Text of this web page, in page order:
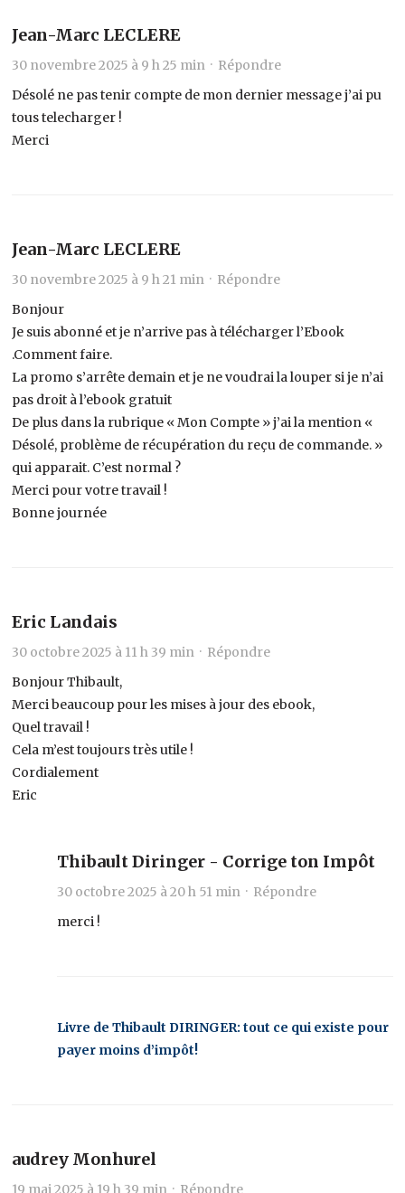
Jean-Marc LECLERE
30 novembre 2025 à 9 h 25 min · Répondre
Désolé ne pas tenir compte de mon dernier message j’ai pu
tous telecharger !
Merci
Jean-Marc LECLERE
30 novembre 2025 à 9 h 21 min · Répondre
Bonjour
Je suis abonné et je n’arrive pas à télécharger l’Ebook
.Comment faire.
La promo s’arrête demain et je ne voudrai la louper si je n’ai
pas droit à l’ebook gratuit
De plus dans la rubrique « Mon Compte » j’ai la mention «
Désolé, problème de récupération du reçu de commande. »
qui apparait. C’est normal ?
Merci pour votre travail !
Bonne journée
Eric Landais
30 octobre 2025 à 11 h 39 min · Répondre
Bonjour Thibault,
Merci beaucoup pour les mises à jour des ebook,
Quel travail !
Cela m’est toujours très utile !
Cordialement
Eric
Thibault Diringer - Corrige ton Impôt
30 octobre 2025 à 20 h 51 min · Répondre
merci !
Livre de Thibault DIRINGER: tout ce qui existe pour
payer moins d’impôt!
audrey Monhurel
19 mai 2025 à 19 h 39 min · Répondre